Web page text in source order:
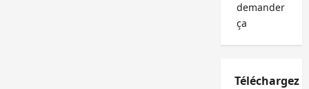
demander
ça
Téléchargez